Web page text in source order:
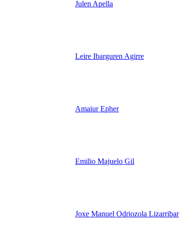
Julen Apella
Leire Ibarguren Agirre
Amaiur Epher
Emilio Majuelo Gil
Joxe Manuel Odriozola Lizarribar